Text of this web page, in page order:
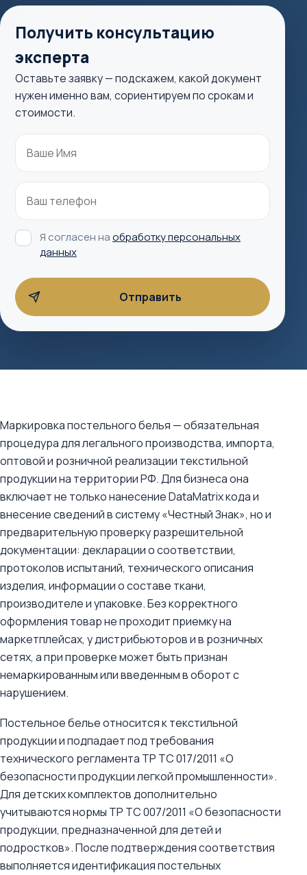
Получить консультацию
эксперта
Оставьте заявку — подскажем, какой документ
нужен именно вам, сориентируем по срокам и
стоимости.
Я согласен наобработку персональных
данных
Маркировка постельного белья — обязательная
процедура для легального производства, импорта,
оптовой и розничной реализации текстильной
продукции на территории РФ. Для бизнеса она
включает не только нанесение DataMatrix кода и
внесение сведений в систему «Честный Знак», но и
предварительную проверку разрешительной
документации: декларации о соответствии,
протоколов испытаний, технического описания
изделия, информации о составе ткани,
производителе и упаковке. Без корректного
оформления товар не проходит приемку на
маркетплейсах, у дистрибьюторов и в розничных
сетях, а при проверке может быть признан
немаркированным или введенным в оборот с
нарушением.
Постельное белье относится к текстильной
продукции и подпадает под требования
технического регламента ТР ТС 017/2011 «О
безопасности продукции легкой промышленности».
Для детских комплектов дополнительно
учитываются нормы ТР ТС 007/2011 «О безопасности
продукции, предназначенной для детей и
подростков». После подтверждения соответствия
выполняется идентификация постельных